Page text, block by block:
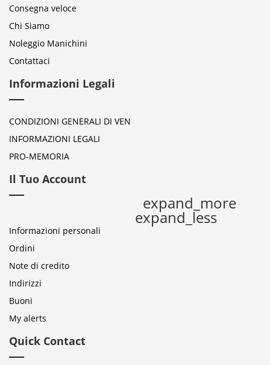
Consegna veloce
Chi Siamo
Noleggio Manichini
Contattaci
Informazioni Legali
CONDIZIONI GENERALI DI VEN
INFORMAZIONI LEGALI
PRO-MEMORIA
Il Tuo Account
expand_more
expand_less
Informazioni personali
Ordini
Note di credito
Indirizzi
Buoni
My alerts
Quick Contact